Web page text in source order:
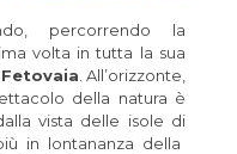
percorrendo la
volta in tutta la sua
. All’orizzonte,
della natura è
vista delle isole di
in lontananza della